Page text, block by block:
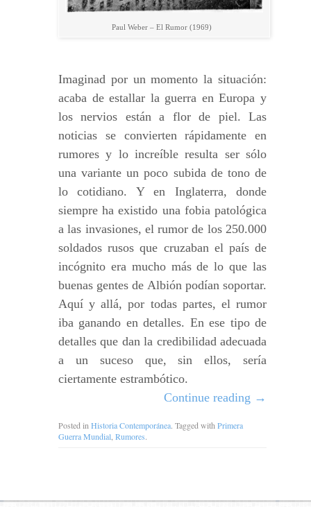
Paul Weber – El Rumor (1969)
Imaginad por un momento la situación:
acaba de estallar la guerra en Europa y
los nervios están a flor de piel. Las
noticias se convierten rápidamente en
rumores y lo increíble resulta ser sólo
una variante un poco subida de tono de
lo cotidiano. Y en Inglaterra, donde
siempre ha existido una fobia patológica
a las invasiones, el rumor de los 250.000
soldados rusos que cruzaban el país de
incógnito era mucho más de lo que las
buenas gentes de Albión podían soportar.
Aquí y allá, por todas partes, el rumor
iba ganando en detalles. En ese tipo de
detalles que dan la credibilidad adecuada
a un suceso que, sin ellos, sería
ciertamente estrambótico.
Continue reading →
Posted inHistoria Contemporánea. Tagged withPrimera
Guerra Mundial, Rumores.